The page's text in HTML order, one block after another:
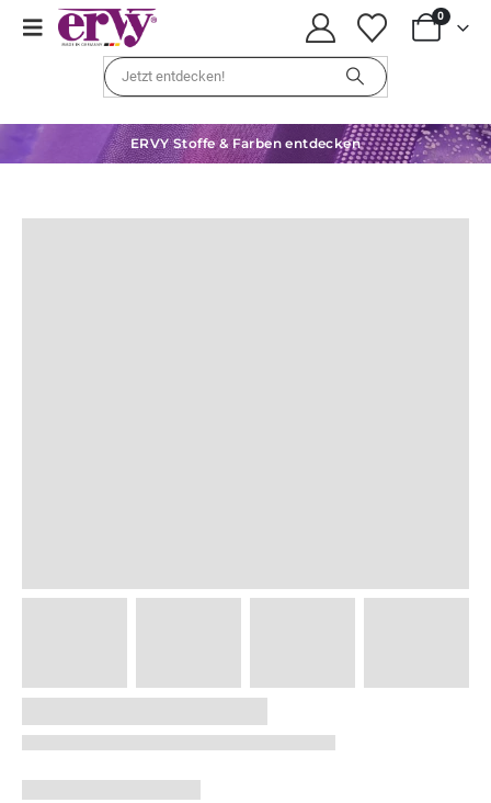
0
ERVY Stoffe & Farben entdecken